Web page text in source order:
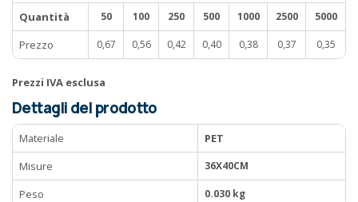
Quantità
50 100 250 500 1000 2500 5000
Prezzo 0,67 0,56 0,42 0,40 0,38 0,37 0,35
Prezzi IVA esclusa
Dettagli del prodotto
Materiale
PET
Misure
36X40CM
Peso 0.030 kg